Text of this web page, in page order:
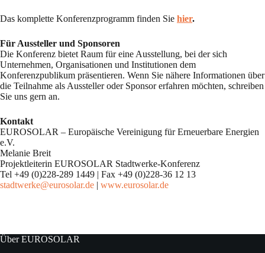
Das komplette Konferenzprogramm finden Sie hier.
Für Aussteller und Sponsoren
Die Konferenz bietet Raum für eine Ausstellung, bei der sich
Unternehmen, Organisationen und Institutionen dem
Konferenzpublikum präsentieren. Wenn Sie nähere Informationen über
die Teilnahme als Aussteller oder Sponsor erfahren möchten, schreiben
Sie uns gern an.
Kontakt
EUROSOLAR – Europäische Vereinigung für Erneuerbare Energien
e.V.
Melanie Breit
Projektleiterin EUROSOLAR Stadtwerke-Konferenz
Tel +49 (0)228-289 1449 | Fax +49 (0)228-36 12 13
stadtwerke@eurosolar.de | www.eurosolar.de
Über EUROSOLAR